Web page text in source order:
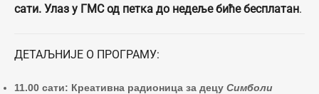
сати. Улаз у ГМС од петка до недеље биће бесплатан.
ДЕТАЉНИЈЕ О ПРОГРАМУ:
11.00 сати: Креативна радионица за децу Симболи